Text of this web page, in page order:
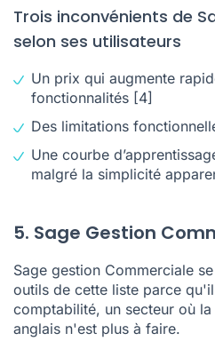
Trois inconvénients de
selon ses utilisateurs
Un prix qui augmente
fonctionnalités [4]
Des limitations
Une courbe
malgré la simplicité
5. Sage Gestion
Sage gestion Commerciale
outils de cette liste parce
comptabilité, un secteur où
anglais n'est plus à faire.